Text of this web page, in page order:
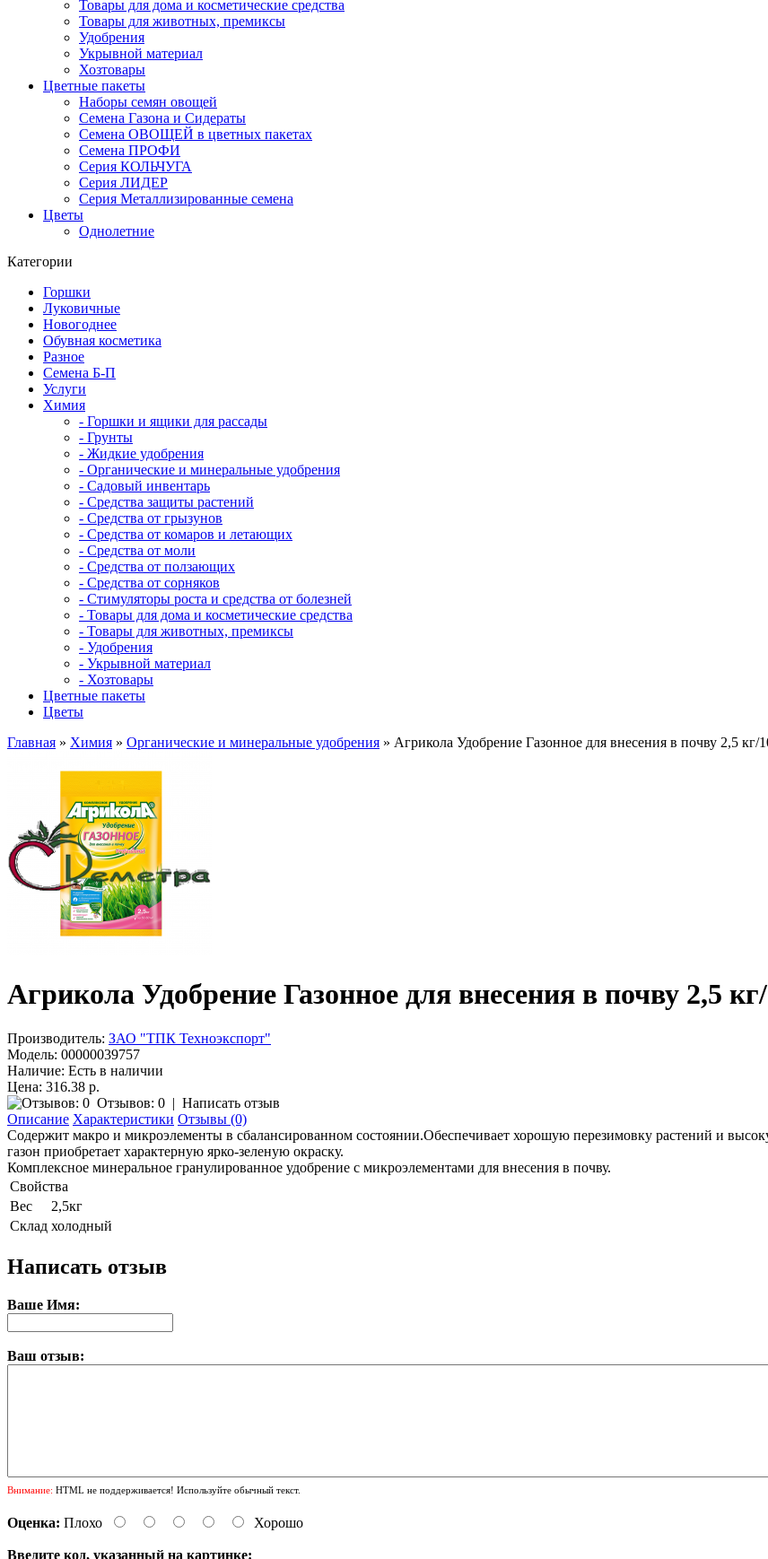
Товары для дома и косметические средства
Товары для животных, премиксы
Удобрения
Укрывной материал
Хозтовары
Цветные пакеты
Наборы семян овощей
Семена Газона и Сидераты
Семена ОВОЩЕЙ в цветных пакетах
Семена ПРОФИ
Серия КОЛЬЧУГА
Серия ЛИДЕР
Серия Металлизированные семена
Цветы
Однолетние
Категории
Горшки
Луковичные
Новогоднее
Обувная косметика
Разное
Семена Б-П
Услуги
Химия
- Горшки и ящики для рассады
- Грунты
- Жидкие удобрения
- Органические и минеральные удобрения
- Садовый инвентарь
- Средства защиты растений
- Средства от грызунов
- Средства от комаров и летающих
- Средства от моли
- Средства от ползающих
- Средства от сорняков
- Стимуляторы роста и средства от болезней
- Товары для дома и косметические средства
- Товары для животных, премиксы
- Удобрения
- Укрывной материал
- Хозтовары
Цветные пакеты
Цветы
Главная » Химия » Органические и минеральные удобрения » Агрикола Удобрение Газонное для внесения в почву 2,5 кг/
Агрикола Удобрение Газонное для внесения в почву 2,5
Производитель: ЗАО "ТПК Техноэкспорт"
Модель: 00000039757
Наличие: Есть в наличии
Цена: 316.38 р.
Отзывов: 0 | Написать отзыв
Описание Характеристики Отзывы (0)
Содержит макро и микроэлементы в сбалансированном состоянии.Обеспечивает хорошую перезимовку растений и
газон приобретает характерную ярко-зеленую окраску.
Комплексное минеральное гранулированное удобрение с микроэлементами для внесения в почву.
Свойства
Вес
2,5кг
Склад холодный
Написать отзыв
Ваше Имя:
Ваш отзыв:
Внимание: HTML не поддерживается! Используйте обычный текст.
Оценка: Плохо Хорошо
Введите код, указанный на картинке: